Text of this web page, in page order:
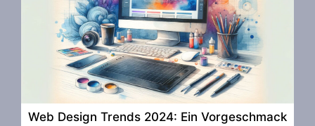
Web Design Trends 2024: Ein Vorgeschmack